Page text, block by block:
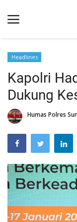
Beranda
Terms &
Reskrim
Binkam
Giat Ops
Polisi Kita
Mitra Polisi
Lantas
Jurnal Kamtibmas
Headlines
Kapolri
Dukung
Humas Polres